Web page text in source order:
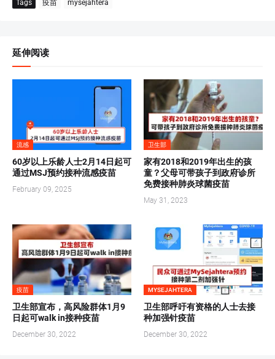
Tags 疫苗 mysejahtera
延伸阅读
流感
60岁以上乐龄人士2月14日起可
通过MSJ预约接种流感疫苗
February 09, 2025
卫生部
家有2018和2019年出生的孩
童？父母可带孩子到政府诊所
免费接种肺炎球菌疫苗
May 31, 2023
疫苗
卫生部宣布，高风险群体1月9
日起可walk in接种疫苗
December 30, 2022
MYSEJAHTERA
卫生部呼吁有资格的人士去接
种加强针疫苗
December 30, 2022